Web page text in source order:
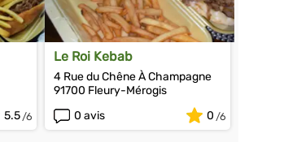
5.5
Le Roi Kebab
4 Rue du Chêne À Champagne
91700 Fleury-Mérogis
0 avis
0